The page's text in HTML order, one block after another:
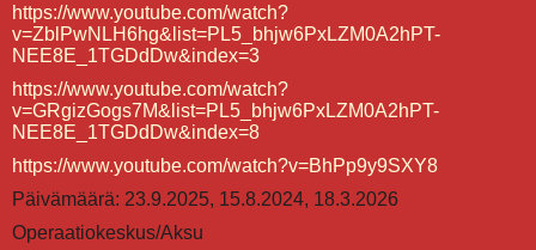
https://www.youtube.com/watch?
v=ZblPwNLH6hg&list=PL5_bhjw6PxLZM0A2hPT-
NEE8E_1TGDdDw&index=3
https://www.youtube.com/watch?
v=GRgizGogs7M&list=PL5_bhjw6PxLZM0A2hPT-
NEE8E_1TGDdDw&index=8
https://www.youtube.com/watch?v=BhPp9y9SXY8
Päivämäärä: 23.9.2025, 15.8.2024, 18.3.2026
Operaatiokeskus/Aksu